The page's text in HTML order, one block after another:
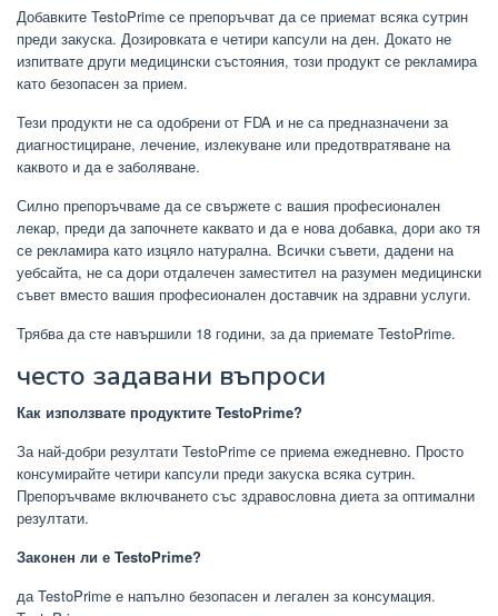
Добавките TestoPrime се препоръчват да се приемат всяка сутрин
преди закуска. Дозировката е четири капсули на ден. Докато не
изпитвате други медицински състояния, този продукт се рекламира
като безопасен за прием.
Тези продукти не са одобрени от FDA и не са предназначени за
диагностициране, лечение, излекуване или предотвратяване на
каквото и да е заболяване.
Силно препоръчваме да се свържете с вашия професионален
лекар, преди да започнете каквато и да е нова добавка, дори ако тя
се рекламира като изцяло натурална. Всички съвети, дадени на
уебсайта, не са дори отдалечен заместител на разумен медицински
съвет вместо вашия професионален доставчик на здравни услуги.
Трябва да сте навършили 18 години, за да приемате TestoPrime.
често задавани въпроси
Как използвате продуктите TestoPrime?
За най-добри резултати TestoPrime се приема ежедневно. Просто
консумирайте четири капсули преди закуска всяка сутрин.
Препоръчваме включването със здравословна диета за оптимални
резултати.
Законен ли е TestoPrime?
да TestoPrime е напълно безопасен и легален за консумация.